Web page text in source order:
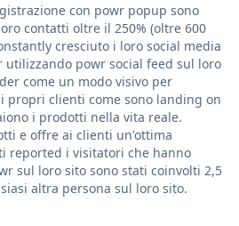
con powr popup sono
contatti oltre il 250% (oltre 600
cresciuto i loro social media
utilizzando powr social feed sul loro
come un modo visivo per
propri clienti come sono landing on
i prodotti nella vita reale.
e offre ai clienti un'ottima
reported i visitatori che hanno
sul loro sito sono stati coinvolti 2,5
altra persona sul loro sito.